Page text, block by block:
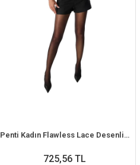
Penti Kadın Flawless Lace Desenli Külotlu Çorap
725,56 TL